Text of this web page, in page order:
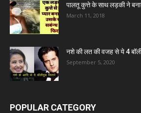
पालतू कुत्ते के साथ लड़की ने
March 11, 2018
नशे की लत की वजह से ये 4
September 5, 2020
POPULAR CATEGORY